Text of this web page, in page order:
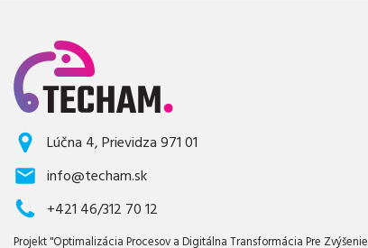
Lúčna 4, Prievidza 971 01
info@techam.sk
+421 46/312 70 12
Projekt "Optimalizácia Procesov a Digitálna Transformácia Pre Zvýšenie